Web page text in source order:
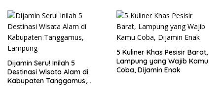
Dijamin Seru! Inilah 5
Destinasi Wisata Alam di
Kabupaten Tanggamus,
5 Kuliner Khas Pesisir Barat,
Lampung yang Wajib Kamu
Coba, Dijamin Enak